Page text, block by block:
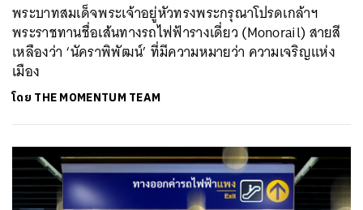
พระบาทสมเด็จพระเจ้าอยู่หัวทรงพระกรุณาโปรดเกล้าฯ
พระราชทานชื่อเส้นทางรถไฟฟ้ารางเดี่ยว (Monorail) สายสี
เหลืองว่า ‘นัคราพิพัฒน์’ ที่มีความหมายว่า ความเจริญแห่ง
เมือง
โดย THE MOMENTUM TEAM